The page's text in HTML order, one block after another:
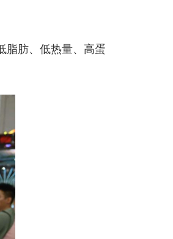
脂肪、低热量、高蛋